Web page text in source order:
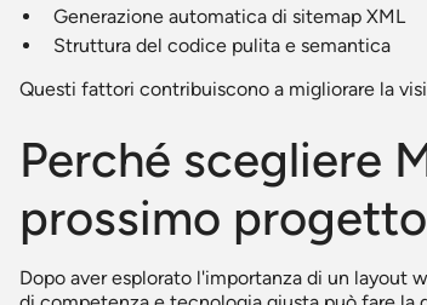
Generazione automatica di sitemap XML
Struttura del codice pulita e semantica
Questi fattori contribuiscono a migliorare la
Perché scegliere
prossimo
Dopo aver esplorato l'importanza di un